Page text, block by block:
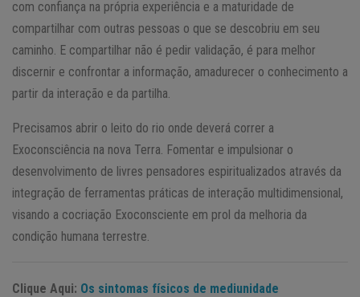
com confiança na própria experiência e a maturidade de
compartilhar com outras pessoas o que se descobriu em seu
caminho. E compartilhar não é pedir validação, é para melhor
discernir e confrontar a informação, amadurecer o conhecimento a
partir da interação e da partilha.
Precisamos abrir o leito do rio onde deverá correr a
Exoconsciência na nova Terra. Fomentar e impulsionar o
desenvolvimento de livres pensadores espiritualizados através da
integração de ferramentas práticas de interação multidimensional,
visando a cocriação Exoconsciente em prol da melhoria da
condição humana terrestre.
Clique Aqui: Os sintomas físicos de mediunidade